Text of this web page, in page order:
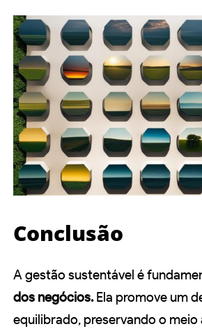
Conclusão
A gestão sustentável é
dos negócios.Ela promove um
equilibrado, preservando o meio